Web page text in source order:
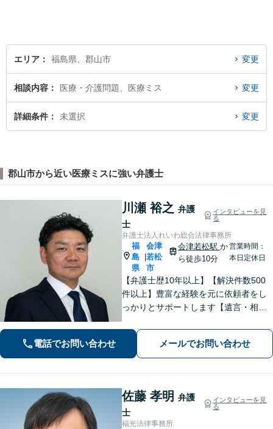
エリア 福島県、郡山市 変更
相談内容 医療・介護問題、医療ミス 変更
詳細条件 未選択 変更
郡山市から近い医療ミスに強い弁護士
川瀬 裕之 弁護
士
インタビューを見
る
弁護士法人れいわ総合法律事務所
福
島
県
|
会津
若松
市
会津若松駅 か
ら徒歩10分
営業時間：
本日定休日
【弁護士歴10年以上】【解決件数500
件以上】豊富な経験を元に依頼者をし
っかりとサポートします【遺言・相
目指します【離婚・男女問題】離婚は
人それぞれ置かれた状況が異なるた
め、その人にあった解決策を探ります
電話でお問い合わせ メールでお問い合わせ
佐藤 孝明 弁護
士
インタビューを見
る
福光法律事務所